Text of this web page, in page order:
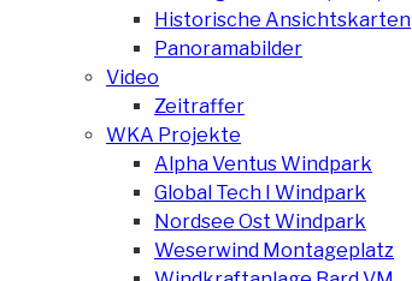
Historische Ansichtskarten
Panoramabilder
Video
Zeitraffer
WKA Projekte
Alpha Ventus Windpark
Global Tech I Windpark
Nordsee Ost Windpark
Weserwind Montageplatz